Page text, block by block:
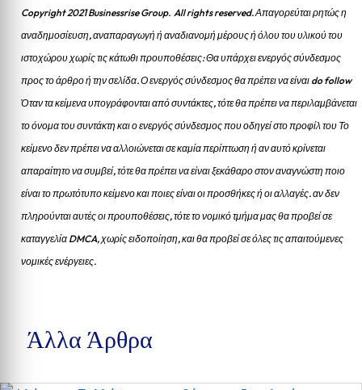
Copyright 2021 Businessrise Group. All rights reserved. Απαγορεύται ρητώς η
αναδημοσίευση, αναπαραγωγή ή αναδιανομή μέρους ή όλου του υλικού του
ιστοχώρου χωρίς τις κάτωθι προυποθέσεις: Θα υπάρχει ενεργός σύνδεσμος
προς το άρθρο ή την σελίδα.Ο ενεργός σύνδεσμος θα πρέπει να είναι do follow
Όταν τα κείμενα υπογράφονται από συντάκτες, τότε θα πρέπει να περιλαμβάνεται
το όνομα του συντάκτη και ο ενεργός σύνδεσμος που οδηγεί στο προφίλ του Το
κείμενο δεν πρέπει να αλλοιώνεται σε καμία περίπτωση ή αν αυτό κρίνεται
απαραίτητο να συμβεί, τότε θα πρέπει να είναι ξεκάθαρο στον αναγνώστη ποιο
είναι το πρωτότυπο κείμενο και ποιες είναι οι προσθήκες ή οι αλλαγές. αν δεν
πληρούνται αυτές οι προυποθέσεις, τότε το νομικό τμήμα μας θα προβεί σε
καταγγελία DMCA, χωρίς ειδοποίηση, και θα προβεί σε όλες τις απαιτούμενες
νομικές ενέργειες.
Άλλα Άρθρα